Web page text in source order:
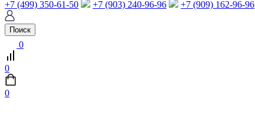
+7 (499) 350-61-50 +7 (903) 240-96-96 +7 (909) 162-96-96
Поиск
0
0
0